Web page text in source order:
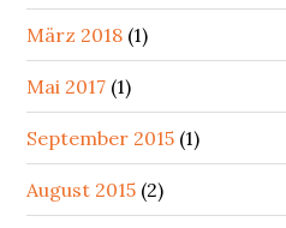
März 2018 (1)
Mai 2017 (1)
September 2015 (1)
August 2015 (2)